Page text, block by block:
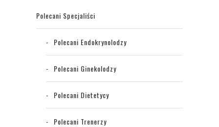
Polecani Specjaliści
Polecani Endokrynolodzy
Polecani Ginekolodzy
Polecani Dietetycy
Polecani Trenerzy